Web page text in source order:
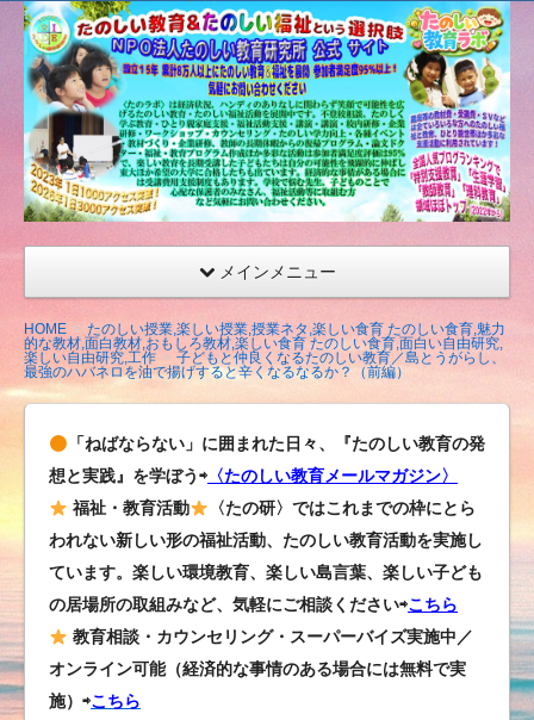
たの
しい
教育
研究
所
（沖
縄）
公式
ト
メインメニュー
HOME
たのしい授業,楽しい授業,授業ネタ,楽しい食育 たのしい食育,魅力
的な教材,面白教材,おもしろ教材,楽しい食育 たのしい食育,面白い自由研究,
楽しい自由研究,工作
子どもと仲良くなるたのしい教育／島とうがらし、
最強のハバネロを油で揚げすると辛くなるなるか？（前編）
「ねばならない」に囲まれた日々、『たのしい教育の発
想と実践』を学ぼう⇨ 〈たのしい教育メールマガジン〉
福祉・教育活動
〈たの研〉ではこれまでの枠にとら
われない新しい形の福祉活動、たのしい教育活動を実施し
ています。楽しい環境教育、楽しい島言葉、楽しい子ども
の居場所の取組みなど、気軽にご相談ください⇨こちら
教育相談・カウンセリング・スーパーバイズ実施中／
オンライン可能（経済的な事情のある場合には無料で実
施）⇨こちら